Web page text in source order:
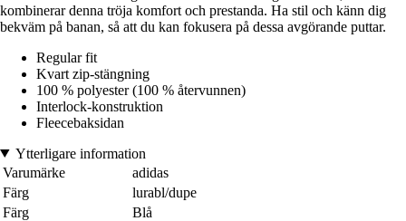
kombinerar denna tröja komfort och prestanda. Ha stil och känn dig
bekväm på banan, så att du kan fokusera på dessa avgörande puttar.
Regular fit
Kvart zip-stängning
100 % polyester (100 % återvunnen)
Interlock-konstruktion
Fleecebaksidan
Ytterligare information
Varumärke
adidas
Färg
lurabl/dupe
Färg
Blå